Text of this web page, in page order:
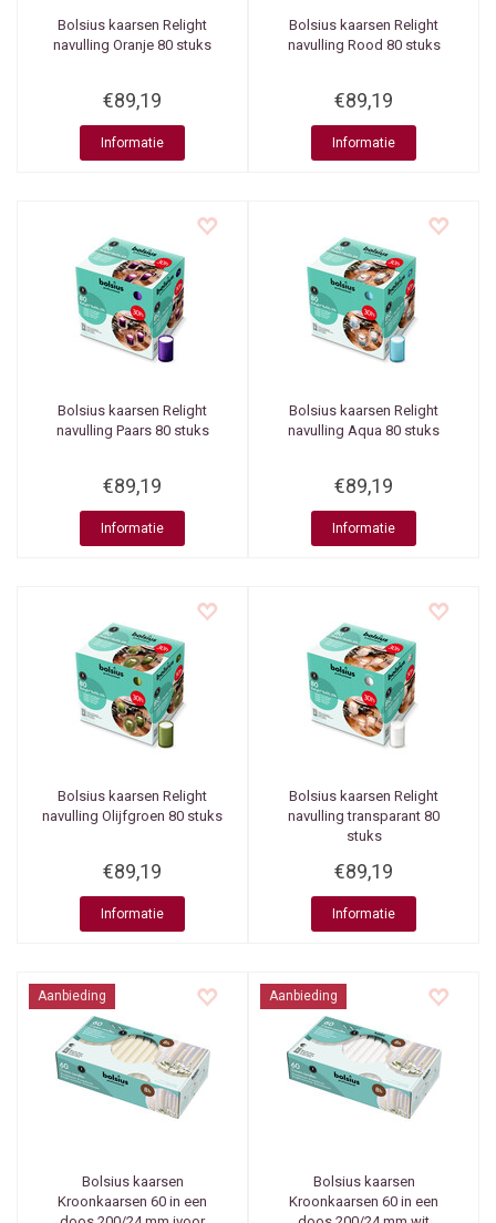
Bolsius kaarsen Relight
navulling Oranje 80 stuks
€89,19
Informatie
Bolsius kaarsen Relight
navulling Rood 80 stuks
€89,19
Informatie
Bolsius kaarsen Relight
navulling Paars 80 stuks
€89,19
Informatie
Bolsius kaarsen Relight
navulling Aqua 80 stuks
€89,19
Informatie
Bolsius kaarsen Relight
navulling Olijfgroen 80 stuks
€89,19
Informatie
Bolsius kaarsen Relight
navulling transparant 80
stuks
€89,19
Informatie
Aanbieding
Bolsius kaarsen
Kroonkaarsen 60 in een
Aanbieding
Bolsius kaarsen
Kroonkaarsen 60 in een